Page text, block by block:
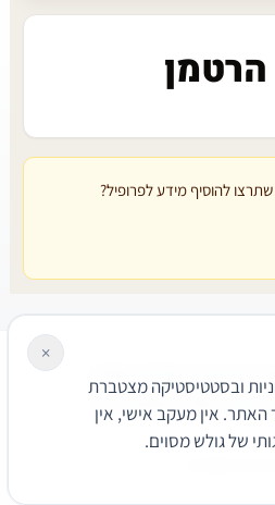
הרטמן
להוסיף מידע לפרופיל?
צור קשר נגישותפרטיות
ובסטטיסטיקה מצטברת
האתר. אין מעקב אישי, אין
של גולש מסוים.
×